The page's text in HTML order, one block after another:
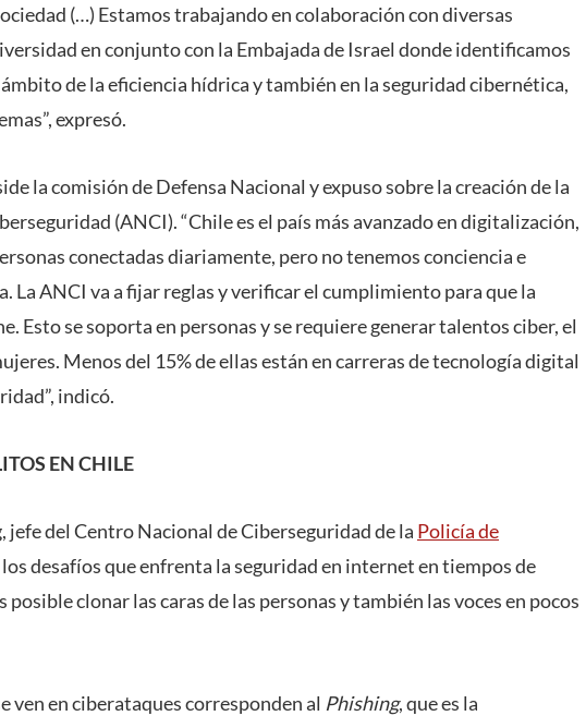
(…) Estamos trabajando en colaboración con diversas
en conjunto con la Embajada de Israel donde identificamos
de la eficiencia hídrica y también en la seguridad cibernética,
expresó.
la comisión de Defensa Nacional y expuso sobre la creación de la
(ANCI). “Chile es el país más avanzado en digitalización,
conectadas diariamente, pero no tenemos conciencia e
La ANCI va a fijar reglas y verificar el cumplimiento para que la
Esto se soporta en personas y se requiere generar talentos ciber, el
Menos del 15% de ellas están en carreras de tecnología digital
indicó.
EN CHILE
del Centro Nacional de Ciberseguridad de la Policía de
desafíos que enfrenta la seguridad en internet en tiempos de
clonar las caras de las personas y también las voces en pocos
ven en ciberataques corresponden al Phishing, que es la